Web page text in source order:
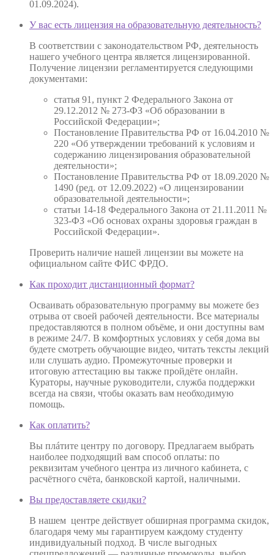
01.09.2024).
У вас есть лицензия на образовательную деятельность?
В соответствии с законодательством РФ, деятельность
нашего учебного центра является лицензированной.
Получение лицензии регламентируется следующими
документами:
статья 91, пункт 2 Федерального Закона от
29.12.2012 № 273-ФЗ «Об образовании в
Российской Федерации»;
Постановление Правительства РФ от 16.04.2010 №
220 «Об утверждении требований к условиям и
содержанию лицензирования образовательной
деятельности»;
Постановление Правительства РФ от 18.09.2020 №
1490 (ред. от 12.09.2022) «О лицензировании
образовательной деятельности»;
статьи 14-18 Федерального Закона от 21.11.2011 №
323-ФЗ «Об основах охраны здоровья граждан в
Российской Федерации».
Проверить наличие нашей лицензии вы можете на
официальном сайте ФИС ФРДО.
Как проходит дистанционный формат?
Осваивать образовательную программу вы можете без
отрыва от своей рабочей деятельности. Все материалы
предоставляются в полном объёме, и они доступны вам
в режиме 24/7. В комфортных условиях у себя дома вы
будете смотреть обучающие видео, читать тексты лекций
или слушать аудио. Промежуточные проверки и
итоговую аттестацию вы также пройдёте онлайн.
Кураторы, научные руководители, служба поддержки
всегда на связи, чтобы оказать вам необходимую
помощь.
Как оплатить?
Вы плáтите центру по договору. Предлагаем выбрать
наиболее подходящий вам способ оплаты: по
реквизитам учебного центра из личного кабинета, с
расчётного счёта, банковской картой, наличными.
Вы предоставляете скидки?
В нашем центре действует обширная программа скидок,
благодаря чему мы гарантируем каждому студенту
индивидуальный подход. В числе выгодных